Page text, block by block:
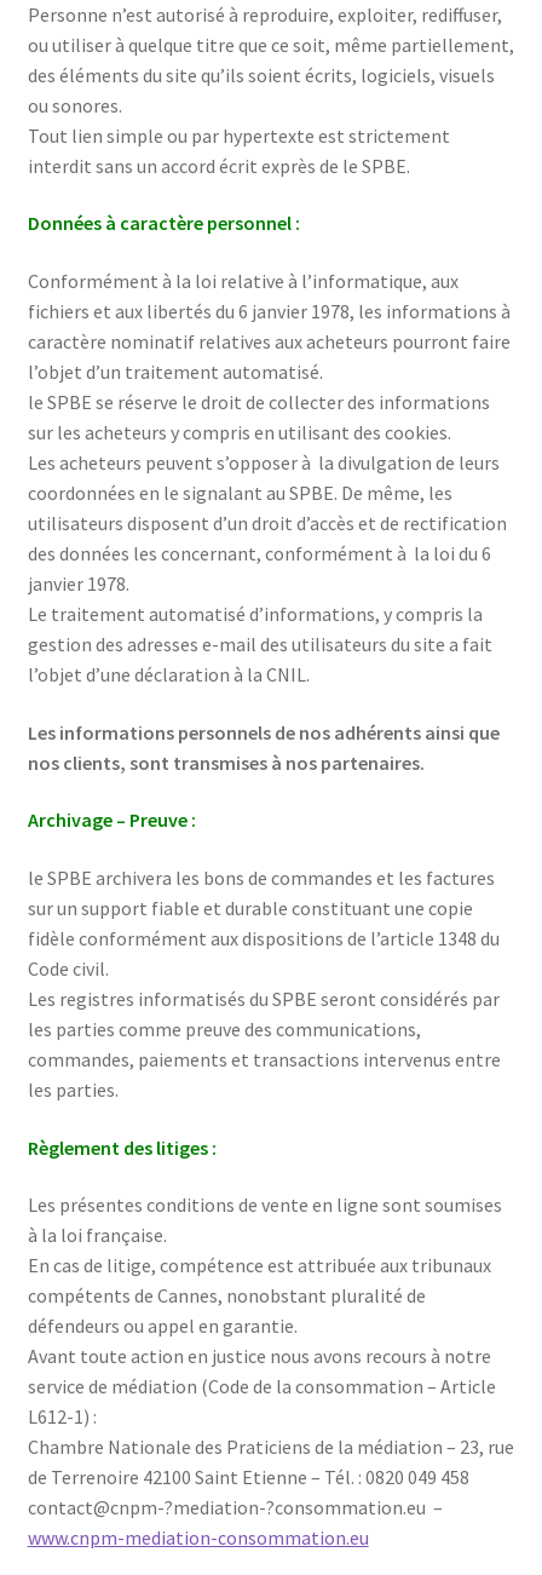
Personne n’est autorisé à reproduire, exploiter, rediffuser,
ou utiliser à quelque titre que ce soit, même partiellement,
des éléments du site qu’ils soient écrits, logiciels, visuels
ou sonores.
Tout lien simple ou par hypertexte est strictement
interdit sans un accord écrit exprès de le SPBE.
Données à caractère personnel :
Conformément à la loi relative à l’informatique, aux
fichiers et aux libertés du 6 janvier 1978, les informations à
caractère nominatif relatives aux acheteurs pourront faire
l’objet d’un traitement automatisé.
le SPBE se réserve le droit de collecter des informations
sur les acheteurs y compris en utilisant des cookies.
Les acheteurs peuvent s’opposer à la divulgation de leurs
coordonnées en le signalant au SPBE. De même, les
utilisateurs disposent d’un droit d’accès et de rectification
des données les concernant, conformément à la loi du 6
janvier 1978.
Le traitement automatisé d’informations, y compris la
gestion des adresses e-mail des utilisateurs du site a fait
l’objet d’une déclaration à la CNIL.
Les informations personnels de nos adhérents ainsi que
nos clients, sont transmises à nos partenaires.
Archivage – Preuve :
le SPBE archivera les bons de commandes et les factures
sur un support fiable et durable constituant une copie
fidèle conformément aux dispositions de l’article 1348 du
Code civil.
Les registres informatisés du SPBE seront considérés par
les parties comme preuve des communications,
commandes, paiements et transactions intervenus entre
les parties.
Règlement des litiges :
Les présentes conditions de vente en ligne sont soumises
à la loi française.
En cas de litige, compétence est attribuée aux tribunaux
compétents de Cannes, nonobstant pluralité de
défendeurs ou appel en garantie.
Avant toute action en justice nous avons recours à notre
service de médiation (Code de la consommation – Article
L612-1) :
Chambre Nationale des Praticiens de la médiation – 23, rue
de Terrenoire 42100 Saint Etienne – Tél. : 0820 049 458
contact@cnpm-­?mediation-­?consommation.eu –
www.cnpm-mediation-consommation.eu